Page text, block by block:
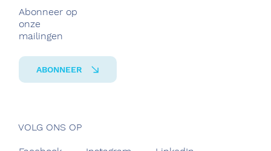
VOLG ONS OP
Abonneer op
onze
mailingen
ABONNEER